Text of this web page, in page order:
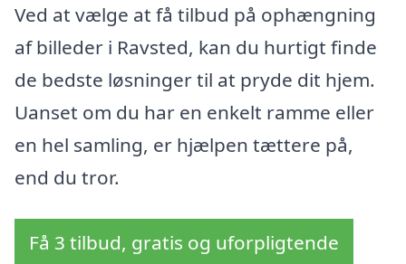
Ved at vælge at få tilbud på ophængning
af billeder i Ravsted, kan du hurtigt finde
de bedste løsninger til at pryde dit hjem.
Uanset om du har en enkelt ramme eller
en hel samling, er hjælpen tættere på,
end du tror.
Få 3 tilbud, gratis og uforpligtende